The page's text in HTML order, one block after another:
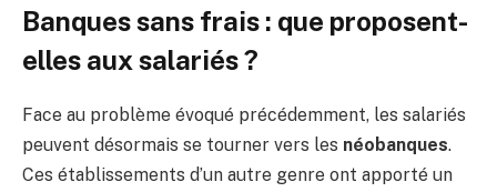
Banques sans frais : que proposent-
elles aux salariés ?
Face au problème évoqué précédemment, les salariés
peuvent désormais se tourner vers les néobanques.
Ces établissements d’un autre genre ont apporté un